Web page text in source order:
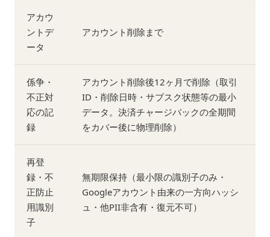
アカウ
ントデ
ータ
アカウント削除まで
係争・
不正対
応の記
録
アカウント削除後12ヶ月で削除（取引
ID・削除日時・サブスク状態等の最小
データ。決済チャージバックの全期間
をカバー後に物理削除）
再登
録・不
正防止
用識別
子
無期限保持（最小限の識別子のみ・
Googleアカウント由来の一方向ハッシ
ュ・他PII非含有・復元不可）